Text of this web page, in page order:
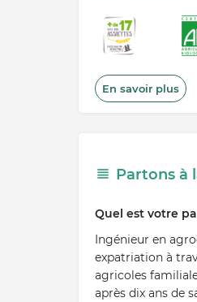
En savoir plus
Partons à
Quel est votre
Ingénieur en
expatriation à
agricoles
après dix ans de